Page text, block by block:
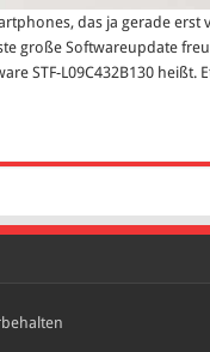
das ja gerade
große Softwareupdate
STF-L09C432B130 heißt.